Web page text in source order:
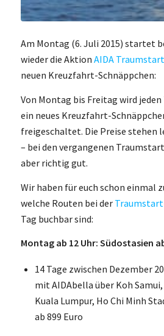
Am Montag (6. Juli 2015) startet
wieder die Aktion AIDA
neuen Kreuzfahrt-Schnäppchen:
Von Montag bis Freitag wird
ein neues Kreuzfahrt-
freigeschaltet. Die Preise stehen
– bei den vergangenen
aber richtig gut.
Wir haben für euch schon einmal
welche Routen bei der
Tag buchbar sind:
Montag ab 12 Uhr: Südostasien
14 Tage zwischen Dezember
mit AIDAbella über Koh
Kuala Lumpur, Ho Chi Minh
ab 899 Euro